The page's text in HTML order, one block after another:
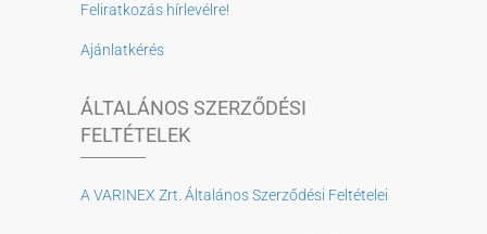
Feliratkozás hírlevélre!
Ajánlatkérés
ÁLTALÁNOS SZERZŐDÉSI
FELTÉTELEK
A VARINEX Zrt. Általános Szerződési Feltételei